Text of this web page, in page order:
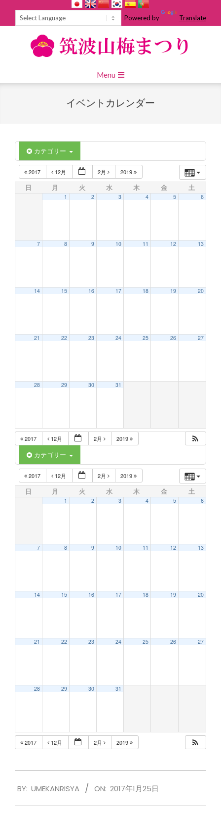
Powered by Translate
Navigation
Menu
イベントカレンダー
カテゴリー
2017 12月 2月 2019
日 月 火 水 木 金 土
1 2 3 4 5 6
7 8 9 10 11 12 13
14 15 16 17 18 19 20
21 22 23 24 25 26 27
28 29 30 31
2017 12月 2月 2019
カテゴリー
2017 12月 2月 2019
日 月 火 水 木 金 土
1 2 3 4 5 6
7 8 9 10 11 12 13
14 15 16 17 18 19 20
21 22 23 24 25 26 27
28 29 30 31
2017 12月 2月 2019
01-
BY: UMEKANRISYA ON: 2017年1月25日